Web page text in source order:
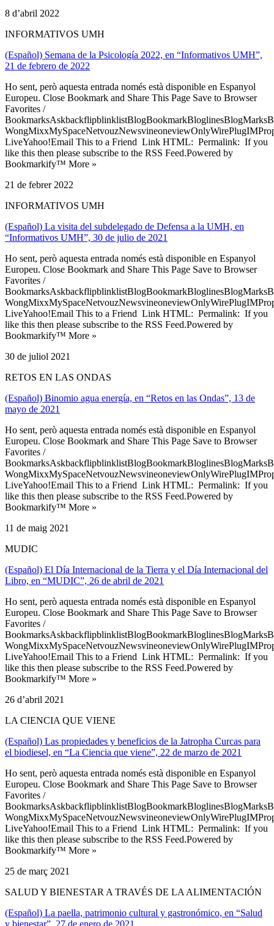
8 d’abril 2022
INFORMATIVOS UMH
(Español) Semana de la Psicología 2022, en “Informativos UMH”,
21 de febrero de 2022
Ho sent, però aquesta entrada només està disponible en Espanyol
Europeu. Close Bookmark and Share This Page Save to Browser
Favorites /
LiveYahoo!Email This to a Friend Link HTML: Permalink: If you
like this then please subscribe to the RSS Feed.Powered by
Bookmarkify™ More »
21 de febrer 2022
INFORMATIVOS UMH
(Español) La visita del subdelegado de Defensa a la UMH, en
“Informativos UMH”, 30 de julio de 2021
Ho sent, però aquesta entrada només està disponible en Espanyol
Europeu. Close Bookmark and Share This Page Save to Browser
Favorites /
LiveYahoo!Email This to a Friend Link HTML: Permalink: If you
like this then please subscribe to the RSS Feed.Powered by
Bookmarkify™ More »
30 de juliol 2021
RETOS EN LAS ONDAS
(Español) Binomio agua energía, en “Retos en las Ondas”, 13 de
mayo de 2021
Ho sent, però aquesta entrada només està disponible en Espanyol
Europeu. Close Bookmark and Share This Page Save to Browser
Favorites /
LiveYahoo!Email This to a Friend Link HTML: Permalink: If you
like this then please subscribe to the RSS Feed.Powered by
Bookmarkify™ More »
11 de maig 2021
MUDIC
(Español) El Día Internacional de la Tierra y el Día Internacional del
Libro, en “MUDIC”, 26 de abril de 2021
Ho sent, però aquesta entrada només està disponible en Espanyol
Europeu. Close Bookmark and Share This Page Save to Browser
Favorites /
LiveYahoo!Email This to a Friend Link HTML: Permalink: If you
like this then please subscribe to the RSS Feed.Powered by
Bookmarkify™ More »
26 d’abril 2021
LA CIENCIA QUE VIENE
(Español) Las propiedades y beneficios de la Jatropha Curcas para
el biodiesel, en “La Ciencia que viene”, 22 de marzo de 2021
Ho sent, però aquesta entrada només està disponible en Espanyol
Europeu. Close Bookmark and Share This Page Save to Browser
Favorites /
LiveYahoo!Email This to a Friend Link HTML: Permalink: If you
like this then please subscribe to the RSS Feed.Powered by
Bookmarkify™ More »
25 de març 2021
SALUD Y BIENESTAR A TRAVÉS DE LA ALIMENTACIÓN
(Español) La paella, patrimonio cultural y gastronómico, en “Salud
y bienestar”, 27 de enero de 2021